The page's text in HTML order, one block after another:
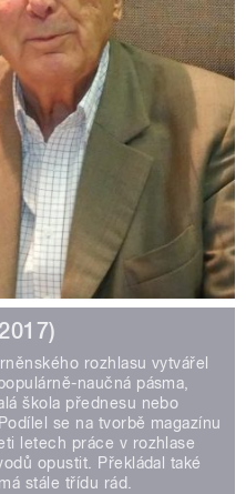
rozhlasu vytvářel
naučná pásma,
škola přednesu nebo
se na tvorbě magazínu
letech práce v rozhlase
opustit. Překládal také
stále třídu rád.